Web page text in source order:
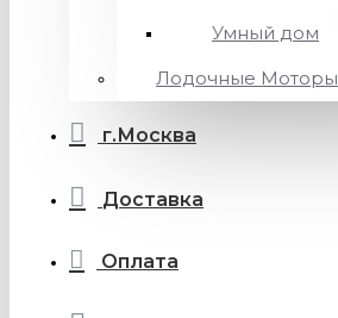
Умный дом
Лодочные Моторы
г.Москва
Доставка
Оплата